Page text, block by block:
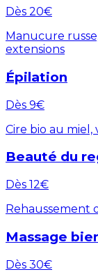
Dès 20€
Manucure
extensions
Épilation
Dès 9€
Cire bio au miel,
Beauté du
Dès 12€
Rehaussement
Massage
Dès 30€